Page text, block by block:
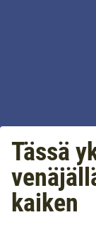
Tässä
kaiken